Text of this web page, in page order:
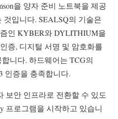
을 양자 준비 노트북을 제공
입니다. SEALSQ의 기술은
인 KYBER와 DYLITHIUM을
증, 디지털 서명 및 암호화를
니다. 하드웨어는 TCG의
인증을 충족합니다.
보안 인프라로 전환할 수 있도
프로그램을 시작하고 있습니